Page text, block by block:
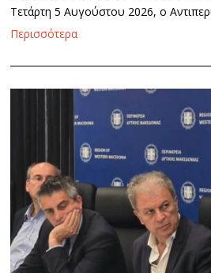
Τετάρτη 5 Αυγούστου 2026, ο
Περισσότερα